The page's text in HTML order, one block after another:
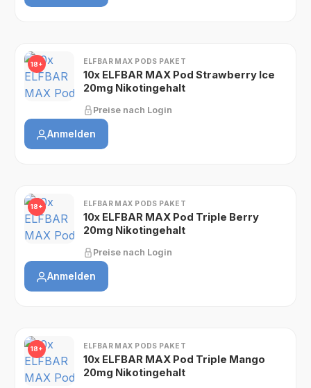
18+ ELFBAR MAX PODS PAKET
10x ELFBAR MAX Pod Strawberry Ice
20mg Nikotingehalt
Preise nach Login
Anmelden
18+ ELFBAR MAX PODS PAKET
10x ELFBAR MAX Pod Triple Berry
20mg Nikotingehalt
Preise nach Login
Anmelden
18+ ELFBAR MAX PODS PAKET
10x ELFBAR MAX Pod Triple Mango
20mg Nikotingehalt